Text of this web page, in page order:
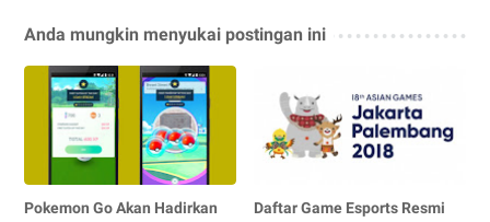
Anda mungkin menyukai postingan ini
Pokemon Go Akan Hadirkan
Daftar Game Esports Resmi